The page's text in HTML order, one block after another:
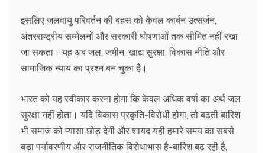
इसलिए जलवायु परिवर्तन की बहस को केवल कार्बन उत्सर्जन,
अंतरराष्ट्रीय सम्मेलनों और सरकारी घोषणाओं तक सीमित नहीं रखा
जा सकता। यह अब जल, जमीन, खाद्य सुरक्षा, विकास नीति और
सामाजिक न्याय का प्रश्न बन चुका है।
भारत को यह स्वीकार करना होगा कि केवल अधिक वर्षा का अर्थ जल
सुरक्षा नहीं होता। यदि विकास प्रकृति-विरोधी होगा, तो बढ़ती बारिश
भी समाज को प्यासा छोड़ देगी और शायद यही हमारे समय का सबसे
बड़ा पर्यावरणीय और राजनीतिक विरोधाभास है-बारिश बढ़ रही है,